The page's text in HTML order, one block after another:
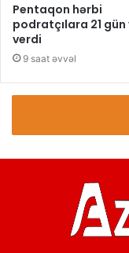
Pentaqon hərbi
podratçılara 21
verdi
9 saat əvvəl